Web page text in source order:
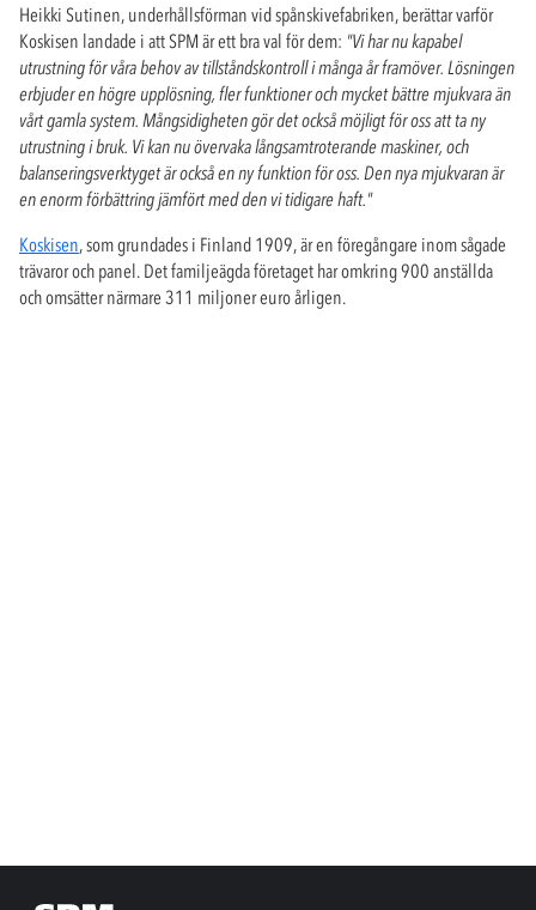
Heikki Sutinen, underhållsförman vid spånskivefabriken, berättar varför
Koskisen landade i att SPM är ett bra val för dem: "Vi har nu kapabel
utrustning för våra behov av tillståndskontroll i många år framöver. Lösningen
erbjuder en högre upplösning, fler funktioner och mycket bättre mjukvara än
vårt gamla system. Mångsidigheten gör det också möjligt för oss att ta ny
utrustning i bruk. Vi kan nu övervaka långsamtroterande maskiner, och
balanseringsverktyget är också en ny funktion för oss. Den nya mjukvaran är
en enorm förbättring jämfört med den vi tidigare haft."
Koskisen, som grundades i Finland 1909, är en föregångare inom sågade
trävaror och panel. Det familjeägda företaget har omkring 900 anställda
och omsätter närmare 311 miljoner euro årligen.